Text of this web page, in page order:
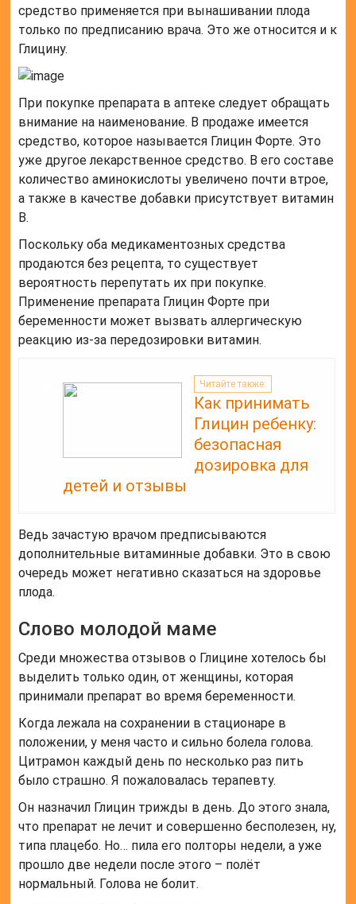
средство применяется при вынашивании плода
только по предписанию врача. Это же относится и к
Глицину.
При покупке препарата в аптеке следует обращать
внимание на наименование. В продаже имеется
средство, которое называется Глицин Форте. Это
уже другое лекарственное средство. В его составе
количество аминокислоты увеличено почти втрое,
а также в качестве добавки присутствует витамин
B.
Поскольку оба медикаментозных средства
продаются без рецепта, то существует
вероятность перепутать их при покупке.
Применение препарата Глицин Форте при
беременности может вызвать аллергическую
реакцию из-за передозировки витамин.
Читайте также:
Как принимать
Глицин ребенку:
безопасная
дозировка для
детей и отзывы
Ведь зачастую врачом предписываются
дополнительные витаминные добавки. Это в свою
очередь может негативно сказаться на здоровье
плода.
Слово молодой маме
Среди множества отзывов о Глицине хотелось бы
выделить только один, от женщины, которая
принимали препарат во время беременности.
Когда лежала на сохранении в стационаре в
положении, у меня часто и сильно болела голова.
Цитрамон каждый день по несколько раз пить
было страшно. Я пожаловалась терапевту.
Он назначил Глицин трижды в день. До этого знала,
что препарат не лечит и совершенно бесполезен, ну,
типа плацебо. Но… пила его полторы недели, а уже
прошло две недели после этого – полёт
нормальный. Голова не болит.